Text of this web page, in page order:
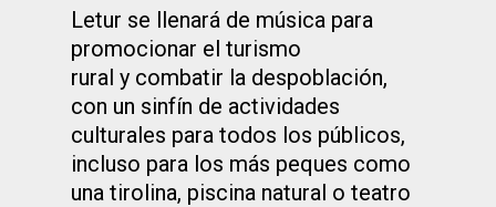
Letur se llenará de música para
promocionar el turismo
rural y combatir la despoblación,
con un sinfín de actividades
culturales para todos los públicos,
incluso para los más peques como
una tirolina, piscina natural o teatro